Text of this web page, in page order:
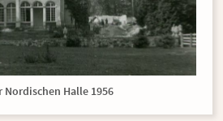
Nordischen Halle 1956